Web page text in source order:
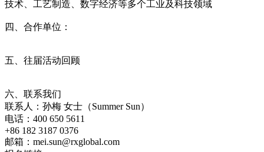
技术、工艺制造、数字经济等多个工业及科技领域
四、合作单位：
五、往届活动回顾
六、联系我们
联系人：孙梅 女士（Summer Sun）
电话：400 650 5611
+86 182 3187 0376
邮箱：mei.sun@rxglobal.com